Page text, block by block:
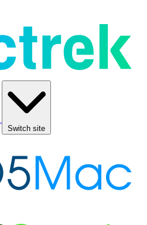
Switch site